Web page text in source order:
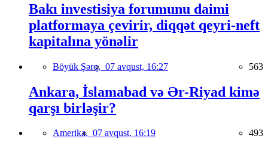
Bakı investisiya forumunu daimi
platformaya çevirir, diqqət qeyri-neft
kapitalına yönəlir
Böyük Şərq, 07 avqust, 16:27 563
Ankara, İslamabad və Ər-Riyad kimə
qarşı birləşir?
Amerika, 07 avqust, 16:19 493